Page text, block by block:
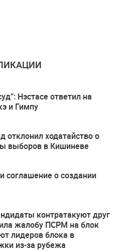
Нэстасе ответил на
и Гимпу
отклонил ходатайство о
выборов в Кишиневе
соглашение о создании
контратакуют друг
жалобу ПСРМ на блок
лидеров блока в
из-за рубежа